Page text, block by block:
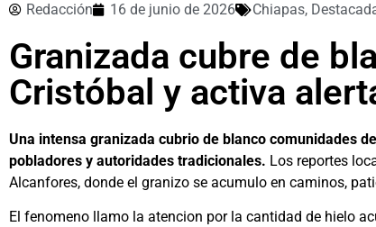
Redacción 16 de junio de 2026 Chiapas,
Granizada cubre de
Cristóbal y activa
Una intensa granizada cubrio de blanco comunidades
pobladores y autoridades tradicionales. Los reportes
Alcanfores, donde el granizo se acumulo en caminos,
El fenomeno llamo la atencion por la cantidad de hielo